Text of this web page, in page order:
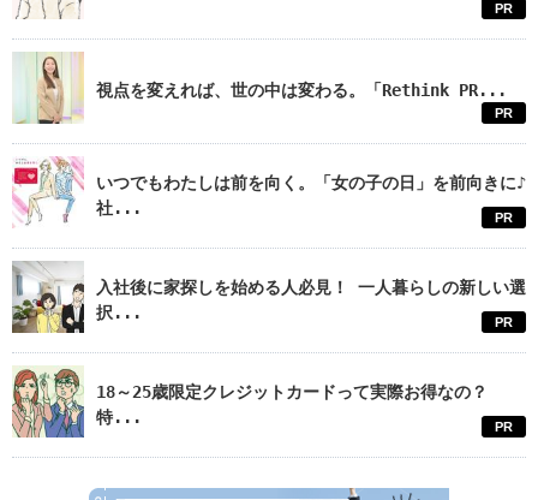
PR
視点を変えれば、世の中は変わる。「Rethink PR...
PR
いつでもわたしは前を向く。「女の子の日」を前向きに♪
社...
PR
入社後に家探しを始める人必見！ 一人暮らしの新しい選
択...
PR
18～25歳限定クレジットカードって実際お得なの？
特...
PR